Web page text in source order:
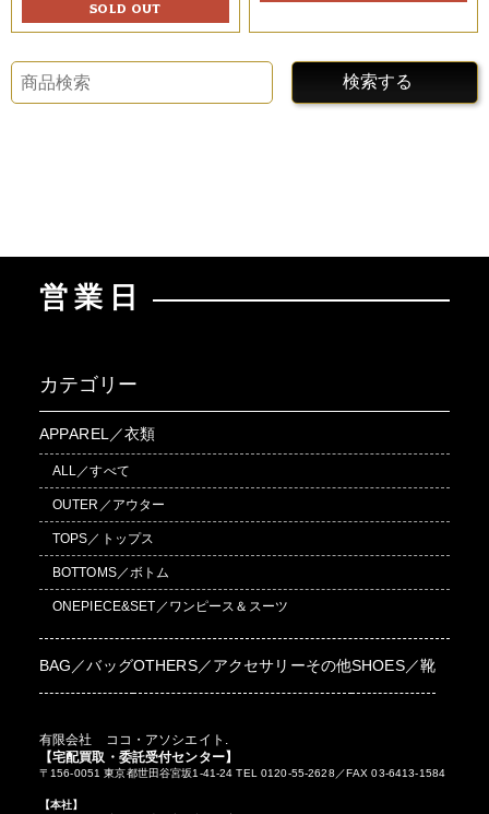
SOLD OUT
検索する
営業日
カテゴリー
APPAREL／衣類
ALL／すべて
OUTER／アウター
TOPS／トップス
BOTTOMS／ボトム
ONEPIECE&SET／ワンピース＆スーツ
BAG／バッグOTHERS／アクセサリーその他SHOES／靴
有限会社 ココ・アソシエイト.
【宅配買取・委託受付センター】
〒156-0051 東京都世田谷宮坂1-41-24 TEL 0120-55-2628／FAX 03-6413-1584
【本社】